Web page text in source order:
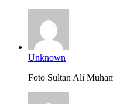
Unknown
Foto Sultan Ali